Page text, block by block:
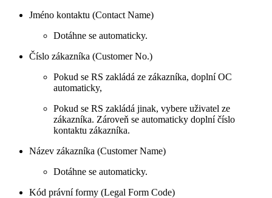
Jméno kontaktu (Contact Name)
Dotáhne se automaticky.
Číslo zákazníka (Customer No.)
Pokud se RS zakládá ze zákazníka, doplní OC
automaticky,
Pokud se RS zakládá jinak, vybere uživatel ze
zákazníka. Zároveň se automaticky doplní číslo
kontaktu zákazníka.
Název zákazníka (Customer Name)
Dotáhne se automaticky.
Kód právní formy (Legal Form Code)